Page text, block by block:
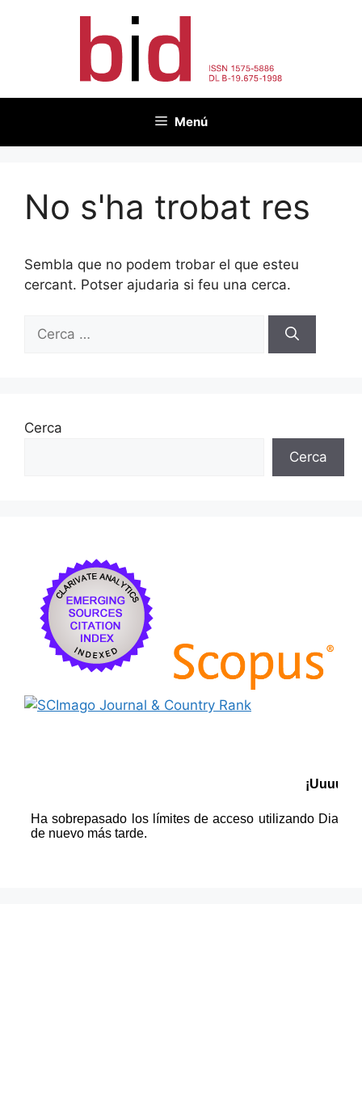
Menú
No s'ha trobat res
Sembla que no podem trobar el que esteu
cercant. Potser ajudaria si feu una cerca.
Cerca:
Cerca
Cerca